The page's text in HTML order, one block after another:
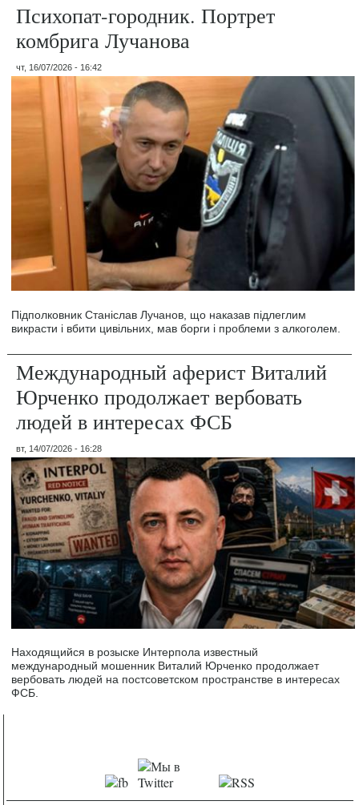
Психопат-городник. Портрет
комбрига Лучанова
чт, 16/07/2026 - 16:42
Підполковник Станіслав Лучанов, що наказав підлеглим
викрасти і вбити цивільних, мав борги і проблеми з алкоголем.
Международный аферист Виталий
Юрченко продолжает вербовать
людей в интересах ФСБ
вт, 14/07/2026 - 16:28
Находящийся в розыске Интерпола известный
международный мошенник Виталий Юрченко продолжает
вербовать людей на постсоветском пространстве в интересах
ФСБ.